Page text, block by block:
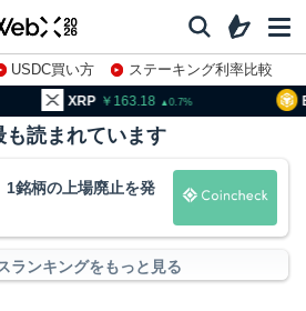
USDC買い方
ステーキング利率比較
163.18 0.7
も読まれています
1銘柄の上場廃止を発
ランキングをもっと見る